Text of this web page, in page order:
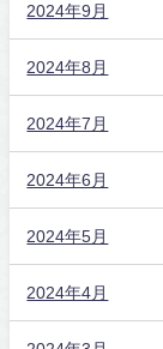
2024年9月
2024年8月
2024年7月
2024年6月
2024年5月
2024年4月